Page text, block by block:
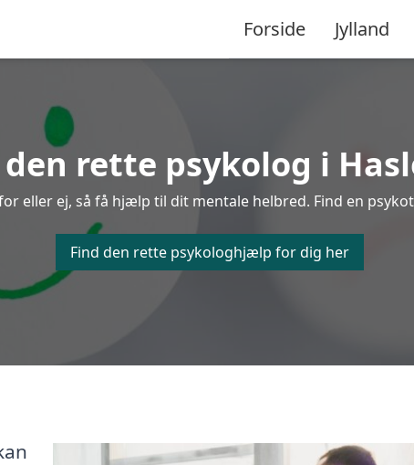
Forside Jylland
den rette psykolog i
eller ej, så få hjælp til dit mentale helbred. Find en
Find den rette psykologhjælp for dig her